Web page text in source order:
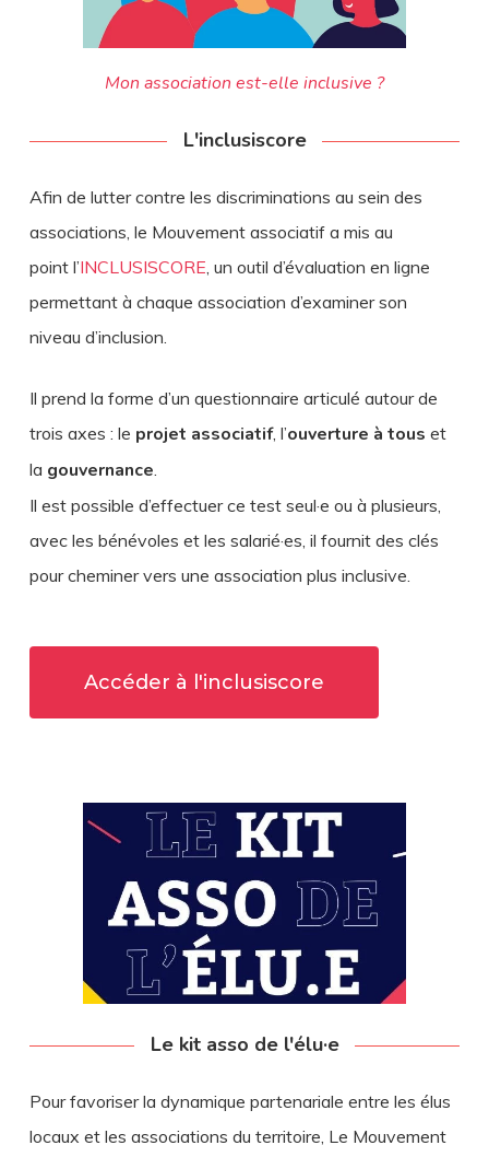
Mon association est-elle inclusive ?
L'inclusiscore
Afin de lutter contre les discriminations au sein des
associations, le Mouvement associatif a mis au
point l’INCLUSISCORE, un outil d’évaluation en ligne
permettant à chaque association d’examiner son
niveau d’inclusion.
Il prend la forme d’un questionnaire articulé autour de
trois axes : le projet associatif, l’ouverture à tous et
la gouvernance.
Il est possible d’effectuer ce test seul·e ou à plusieurs,
avec les bénévoles et les salarié·es, il fournit des clés
pour cheminer vers une association plus inclusive.
Accéder à l'inclusiscore
Le kit asso de l'élu·e
Pour favoriser la dynamique partenariale entre les élus
locaux et les associations du territoire, Le Mouvement